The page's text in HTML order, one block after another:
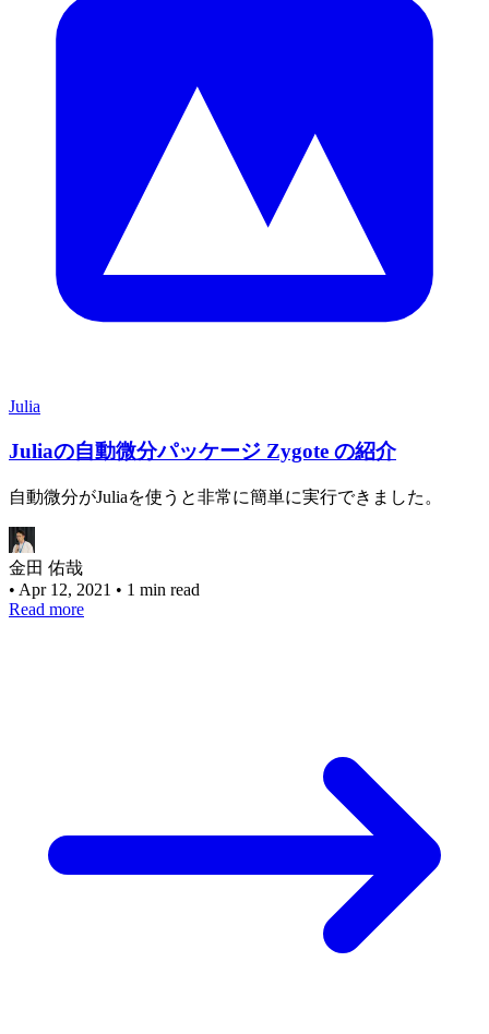
Julia
Juliaの自動微分パッケージ Zygote の紹介
自動微分がJuliaを使うと非常に簡単に実行できました。
金田 佑哉
• Apr 12, 2021 • 1 min read
Read more